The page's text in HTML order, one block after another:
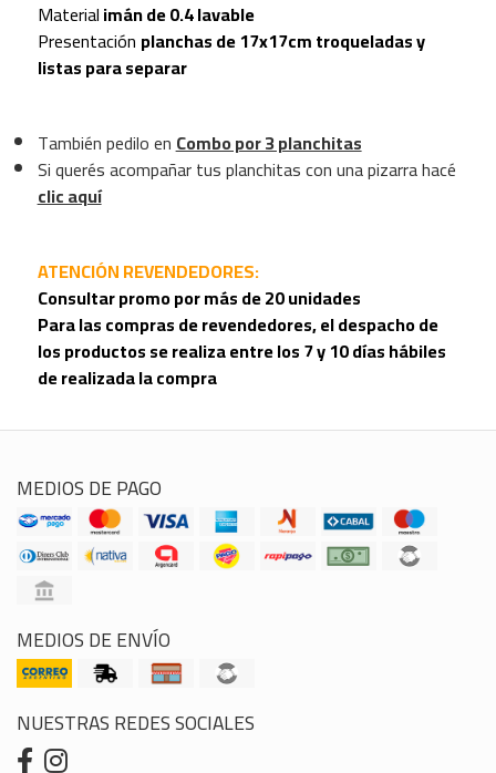
Materialimán de 0.4 lavable
Presentación planchas de 17x17cm troqueladas y
listas para separar
También pedilo enCombo por 3 planchitas
Si querés acompañar tus planchitas con una pizarra hacé
clic aquí
ATENCIÓN REVENDEDORES:
Consultar promo por más de 20 unidades
Para las compras de revendedores, el despacho de
los productos se realiza entre los 7 y 10 días hábiles
de realizada la compra
MEDIOS DE PAGO
MEDIOS DE ENVÍO
NUESTRAS REDES SOCIALES